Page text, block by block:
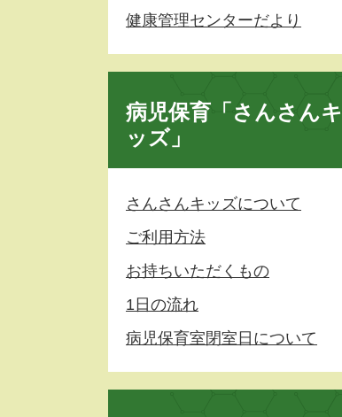
健康管理センターだより
病児保育「さんさんキ
ッズ」
さんさんキッズについて
ご利用方法
お持ちいただくもの
1日の流れ
病児保育室閉室日について